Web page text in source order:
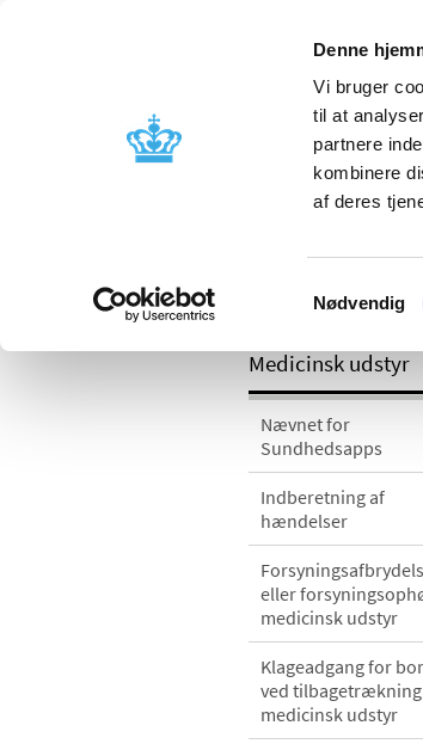
Denne
Vi bruger
til at
partnere
kombinere
af deres
Nødvendig
Godkendelse og
korrektion og
Medicinsk udstyr
Nævnet for
Sundhedsapps
Indberetning af
hændelser
eller
medicinsk udstyr
Klageadgang for
ved
medicinsk udstyr